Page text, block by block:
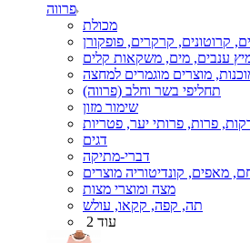
פרווה
מכולת
קרוטונים, קרקרים, פופקורן
ענבים, מים, משקאות קלים
מוצרים מוגמרים למחצה
תחליפי בשר וחלב (פרווה)
שימור מזון
פרות, פרותי יער, פטריות
דגים
דברי-מתיקה
מאפים, קונדיטוריה מוצרים
מצה ומוצרי מצות
תה, קפה, קקאו, עולש
עוד 2